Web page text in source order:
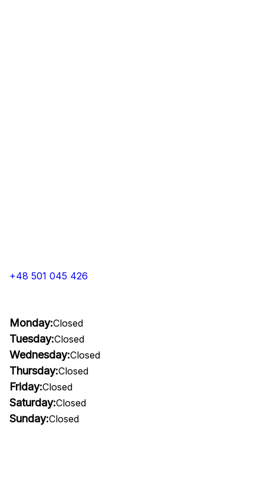
+48 501 045 426
Monday:Closed
Tuesday:Closed
Wednesday:Closed
Thursday:Closed
Friday:Closed
Saturday:Closed
Sunday:Closed